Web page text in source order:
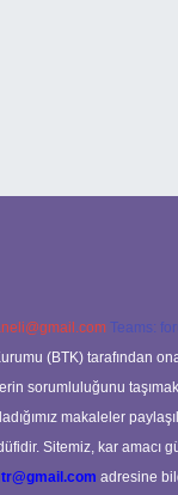
Teams:
(BTK) tarafından
sorumluluğunu
makaleler
Sitemiz, kar
adresine